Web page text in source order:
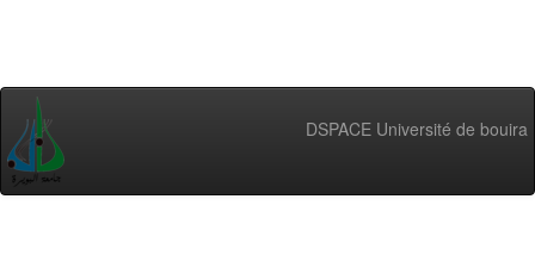
DSPACE Université de bouira